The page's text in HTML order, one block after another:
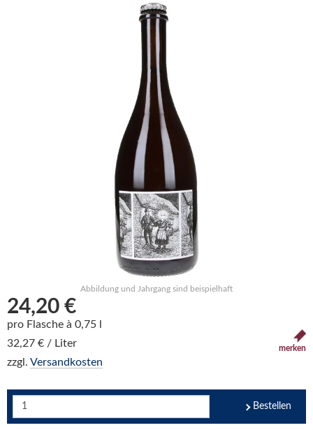
Abbildung und Jahrgang sind beispielhaft
24,20 €
pro Flasche à 0,75 l
32,27 € / Liter
zzgl. Versandkosten
merken
Bestellen